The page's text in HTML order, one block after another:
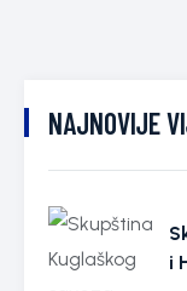
NAJNOVIJE
i